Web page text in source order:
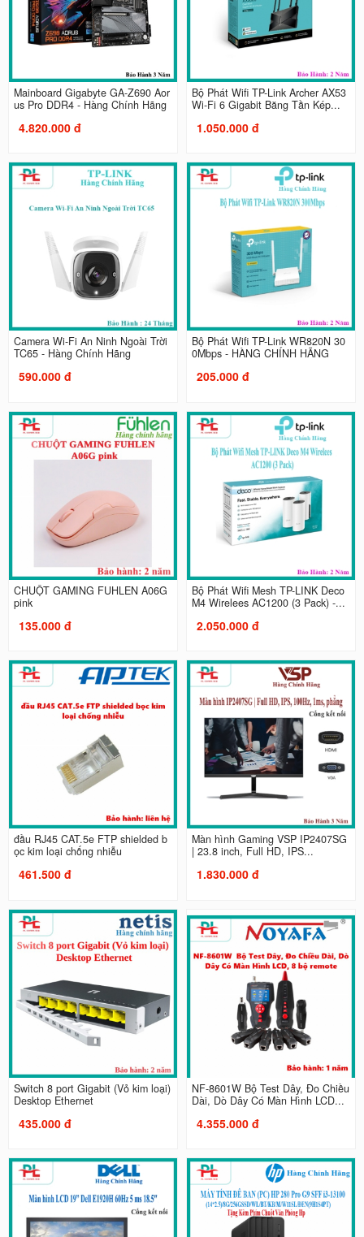
Mainboard Gigabyte GA-Z690 Aor
us Pro DDR4 - Hàng Chính Hãng
4.820.000 đ
Bộ Phát Wifi TP-Link Archer AX53
Wi-Fi 6 Gigabit Băng Tần Kép...
1.050.000 đ
Camera Wi-Fi An Ninh Ngoài Trời
TC65 - Hàng Chính Hãng
590.000 đ
Bộ Phát Wifi TP-Link WR820N 30
0Mbps - HÀNG CHÍNH HÃNG
205.000 đ
CHUỘT GAMING FUHLEN A06G
pink
135.000 đ
Bộ Phát Wifi Mesh TP-LINK Deco
M4 Wirelees AC1200 (3 Pack) -...
2.050.000 đ
đầu RJ45 CAT.5e FTP shielded b
ọc kim loại chống nhiễu
461.500 đ
Màn hình Gaming VSP IP2407SG
| 23.8 inch, Full HD, IPS...
1.830.000 đ
Switch 8 port Gigabit (Vỏ kim loại)
Desktop Ethernet
435.000 đ
NF-8601W Bộ Test Dây, Đo Chiều
Dài, Dò Dây Có Màn Hình LCD...
4.355.000 đ